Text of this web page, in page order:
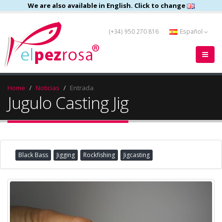
We are also available in English. Click to change
(+34) 950 270 816 Español
Home Noticias Entrada
Jugulo Casting Jig
Black Bass Jigging Rockfishing Jigcasting